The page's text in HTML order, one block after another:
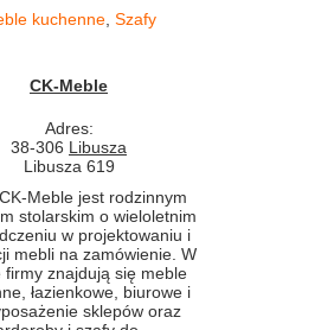
kuchenne, Szafy
CK-Meble
Adres:
38-306 Libusza
Libusza 619
Meble jest rodzinnym
stolarskim o wieloletnim
w projektowaniu i
mebli na zamówienie. W
firmy znajdują się meble
łazienkowe, biurowe i
sklepów oraz